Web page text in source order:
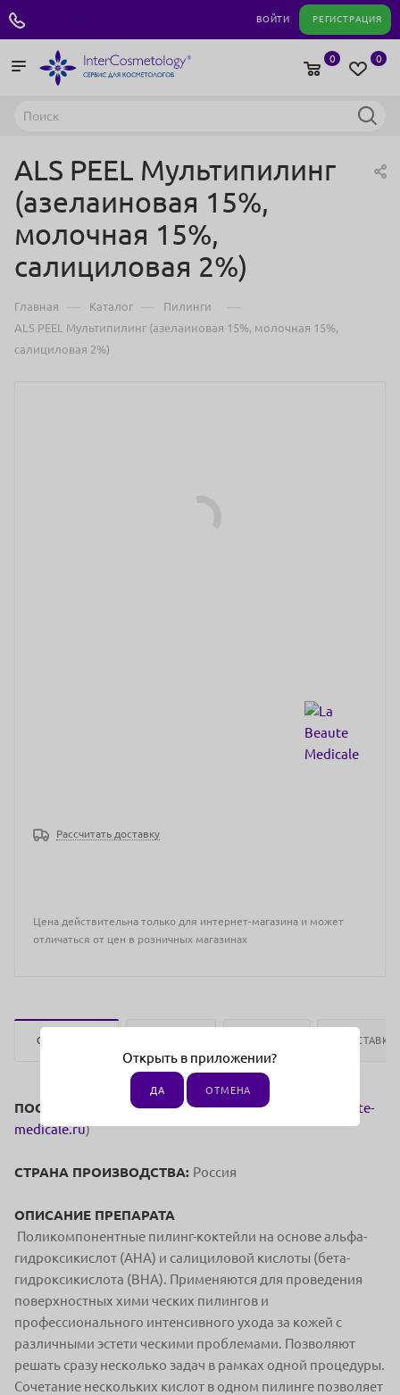
ВОЙТИ РЕГИСТРАЦИЯ
0
0
ALS PEEL Мультипилинг
(азелаиновая 15%,
молочная 15%,
салициловая 2%)
Главная — Каталог — Пилинги —
ALS PEEL Мультипилинг (азелаиновая 15%, молочная 15%,
салициловая 2%)
Рассчитать доставку
Цена действительна только для интернет-магазина и может
отличаться от цен в розничных магазинах
ОПИСАНИЕ ДОСТАВКА
ПОСТАВЩИК: OOO "Ля Боте Медикаль" (
www.la-beaute-
medicale.ru)
СТРАНА ПРОИЗВОДСТВА: Россия
ОПИСАНИЕ ПРЕПАРАТА
Поликомпонентные пилинг-коктейли на основе альфа-
гидроксикислот (АНА) и салициловой кислоты (бета-
гидроксикислота (ВНА). Применяются для проведения
поверхностных хими ческих пилингов и
профессионального интенсивного ухода за кожей с
различными эстети ческими проблемами. Позволяют
решать сразу несколько задач в рамках одной процедуры.
Сочетание нескольких кислот в одном пилинге позволяет
Открыть в приложении?
ДА ОТМЕНА